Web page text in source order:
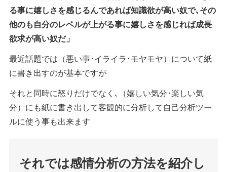
る事に嬉しさを感じるんであれば知識欲が高い奴で､その
他のも自分のレベルが上がる事に嬉しさを感じれば成長
欲求が高い奴だ」
最近話題では（悪い事･イライラ･モヤモヤ）について紙
に書き出すのが基本ですが
それと同時に怒りだけでなく､（嬉しい気分･楽しい気
分）にも紙に書き出して客観的に分析して自己分析ツー
ルに使う事も出来ます
それでは感情分析の方法を紹介し